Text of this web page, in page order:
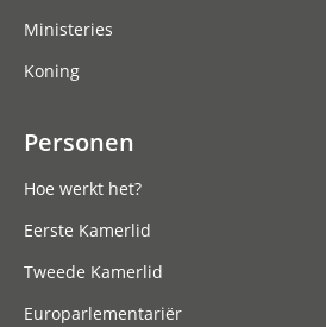
Ministeries
Koning
Personen
Hoe werkt het?
Eerste Kamerlid
Tweede Kamerlid
Europarlementariër